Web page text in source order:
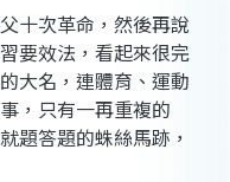
十次革命，然後再說
要效法，看起來很完
大名，連體育、運動
，只有一再重複的
題答題的蛛絲馬跡，